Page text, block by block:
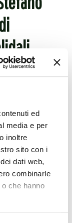
ed
media e per
inoltre
sito con i
dati web,
combinarle
che hanno
con il
[…]
Leggi tutto